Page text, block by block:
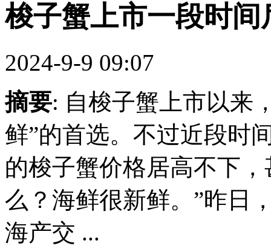
梭子蟹上市一段时间
2024-9-9 09:07
摘要: 自梭子蟹上市以来
鲜”的首选。不过近段时
的梭子蟹价格居高不下
么？海鲜很新鲜。”昨日
海产交 ...